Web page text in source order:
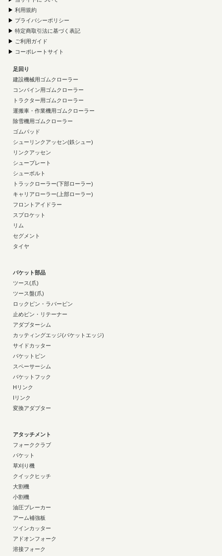
▶ 利用規約
▶ プライバシーポリシー
▶ 特定商取引法に基づく表記
▶ ご利用ガイド
▶ コーポレートサイト
足回り
建設機械用ゴムクローラー
コンバイン用ゴムクローラー
トラクター用ゴムクローラー
運搬車・作業機用ゴムクローラー
除雪機用ゴムクローラー
ゴムパッド
シューリンクアッセン(鉄シュー)
リンクアッセン
シュープレート
シューボルト
トラックローラー(下部ローラー)
キャリアローラー(上部ローラー)
フロントアイドラー
スプロケット
リム
セグメント
タイヤ
バケット部品
ツース(爪)
ツース盤(爪)
ロックピン・ラバーピン
止めピン・リテーナー
アダプターシム
カッティングエッジ(バケットエッジ)
サイドカッター
バケットピン
スペーサーシム
バケットフック
Hリンク
Iリンク
変換アダプター
アタッチメント
フォーククラブ
バケット
草刈り機
クイックヒッチ
大割機
小割機
油圧ブレーカー
アーム補強板
ツインカッター
アドオンフォーク
溶接フォーク